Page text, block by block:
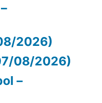
2026)
08/2026)
–